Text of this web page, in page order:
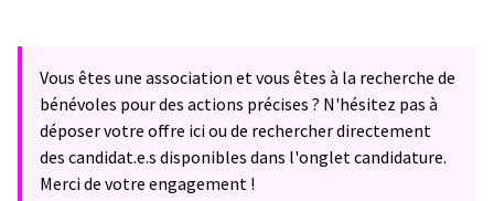
Vous êtes une association et vous êtes à la recherche de
bénévoles pour des actions précises ? N'hésitez pas à
déposer votre offre ici ou de rechercher directement
des candidat.e.s disponibles dans l'onglet candidature.
Merci de votre engagement !